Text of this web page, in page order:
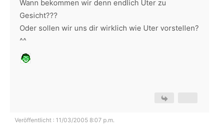
Wann bekommen wir denn endlich Uter zu
Gesicht???
Oder sollen wir uns dir wirklich wie Uter vorstellen?
^^
Veröffentlicht : 11/03/2005 8:07 p.m.